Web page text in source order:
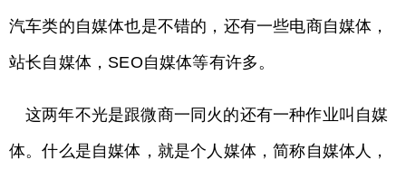
汽车类的自媒体也是不错的，还有一些电商自媒体，
站长自媒体，SEO自媒体等有许多。
这两年不光是跟微商一同火的还有一种作业叫自媒
体。什么是自媒体，就是个人媒体，简称自媒体人，